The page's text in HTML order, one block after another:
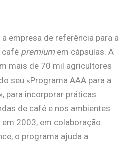
a empresa de referência para a
café premiumem cápsulas. A
mais de 70 mil agricultores
seu «Programa AAA para a
para incorporar práticas
de café e nos ambientes
2003, em colaboração
o programa ajuda a